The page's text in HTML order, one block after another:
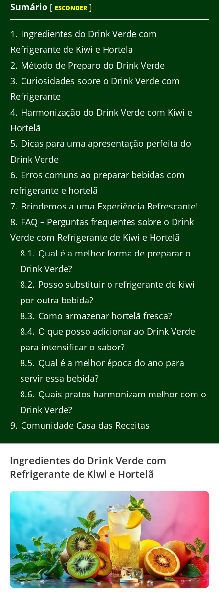
Sumário [ ESCONDER ]
1
Ingredientes do Drink Verde com
Refrigerante de Kiwi e Hortelã
2 Método de Preparo do Drink Verde
3 Curiosidades sobre o Drink Verde com
Refrigerante
4 Harmonização do Drink Verde com Kiwi e
Hortelã
5 Dicas para uma apresentação perfeita do
Drink Verde
6 Erros comuns ao preparar bebidas com
refrigerante e hortelã
7 Brindemos a uma Experiência Refrescante!
8 FAQ – Perguntas frequentes sobre o Drink
Verde com Refrigerante de Kiwi e Hortelã
8.1
Qual é a melhor forma de preparar o
Drink Verde?
8.2 Posso substituir o refrigerante de kiwi
por outra bebida?
8.3 Como armazenar hortelã fresca?
8.4 O que posso adicionar ao Drink Verde
para intensificar o sabor?
8.5 Qual é a melhor época do ano para
servir essa bebida?
8.6 Quais pratos harmonizam melhor com o
Drink Verde?
9 Comunidade Casa das Receitas
Ingredientes do Drink Verde com
Refrigerante de Kiwi e Hortelã